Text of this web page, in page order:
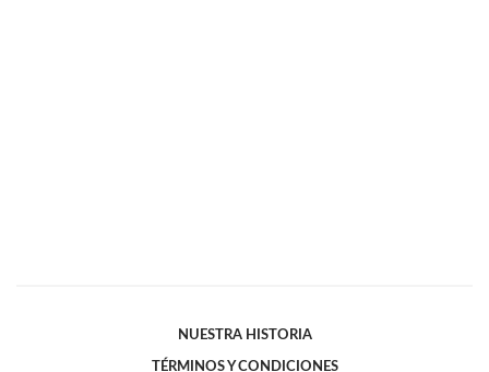
NUESTRA HISTORIA
TÉRMINOS Y CONDICIONES